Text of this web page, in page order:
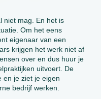
niet mag. En het is
Om het eens
eigenaar van een
krijgen het werk niet af
over en dus huur je
uitvoert. De
en je ziet je eigen
bedrijf werken.